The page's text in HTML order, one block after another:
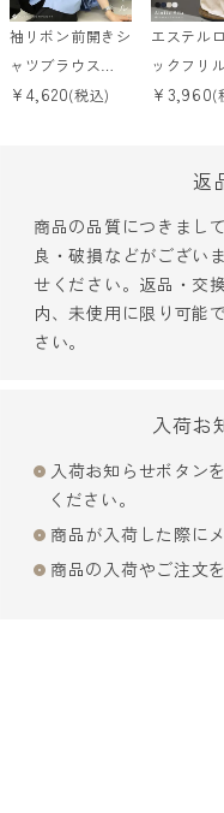
袖リボン前開きシ
ャツブラウス
【メール便可/m
¥ 4,620(税込)
エステル
ックフリ
ンブラウ
¥ 3,960(
返
商品の品質につきまし
良・破損などがござい
せください。返品・交
内、未使用に限り可能
さい。
入荷お
入荷お知らせボタン
ください。
商品が入荷した際に
商品の入荷やご注文